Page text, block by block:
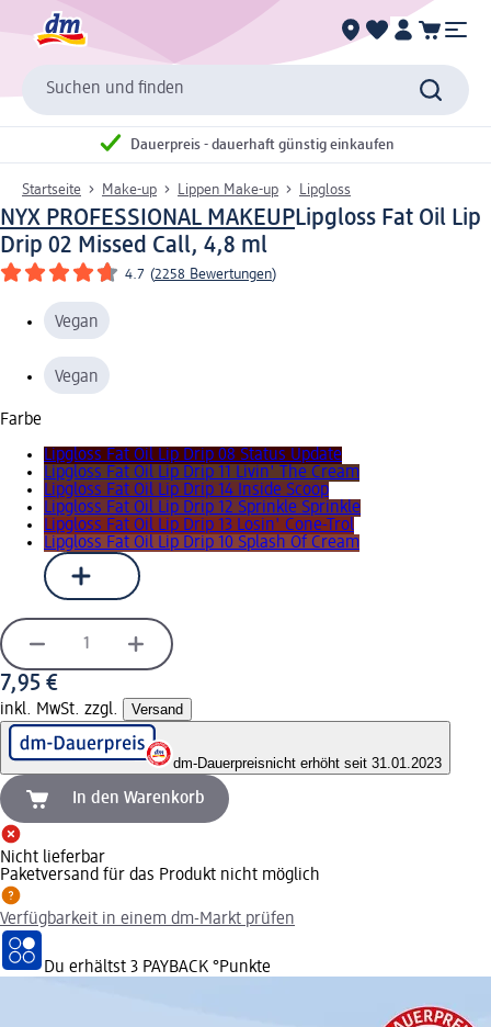
Suchen und finden
Dauerpreis - dauerhaft günstig einkaufen
Startseite Make-up Lippen Make-up Lipgloss
NYX PROFESSIONAL MAKEUPLipgloss Fat Oil Lip
Drip 02 Missed Call, 4,8 ml
4.7 (2258 Bewertungen)
Vegan
Vegan
Farbe
Lipgloss Fat Oil Lip Drip 08 Status Update
Lipgloss Fat Oil Lip Drip 11 Livin' The Cream
Lipgloss Fat Oil Lip Drip 14 Inside Scoop
Lipgloss Fat Oil Lip Drip 12 Sprinkle Sprinkle
Lipgloss Fat Oil Lip Drip 13 Losin' Cone-Trol
Lipgloss Fat Oil Lip Drip 10 Splash Of Cream
7,95 €
inkl. MwSt. zzgl. Versand
dm-Dauerpreisnicht erhöht seit 31.01.2023
In den Warenkorb
Nicht lieferbar
Paketversand für das Produkt nicht möglich
Verfügbarkeit in einem dm-Markt prüfen
Du erhältst 3 PAYBACK °Punkte